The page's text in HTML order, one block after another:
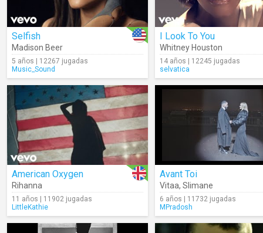
Selfish
Madison Beer
5 años | 12267 jugadas
Music_Sound
I Look To You
Whitney Houston
14 años | 12245 jugadas
selvatica
American Oxygen
Rihanna
11 años | 11902 jugadas
LittleKathie
Avant Toi
Vitaa, Slimane
6 años | 11732 jugadas
MPradosh